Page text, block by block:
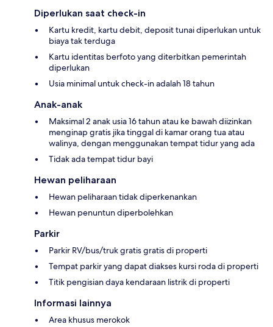
Diperlukan saat check-in
Kartu kredit, kartu debit, deposit tunai diperlukan untuk
biaya tak terduga
Kartu identitas berfoto yang diterbitkan pemerintah
diperlukan
Usia minimal untuk check-in adalah 18 tahun
Anak-anak
Maksimal 2 anak usia 16 tahun atau ke bawah diizinkan
menginap gratis jika tinggal di kamar orang tua atau
walinya, dengan menggunakan tempat tidur yang ada
Tidak ada tempat tidur bayi
Hewan peliharaan
Hewan peliharaan tidak diperkenankan
Hewan penuntun diperbolehkan
Parkir
Parkir RV/bus/truk gratis gratis di properti
Tempat parkir yang dapat diakses kursi roda di properti
Titik pengisian daya kendaraan listrik di properti
Informasi lainnya
Area khusus merokok